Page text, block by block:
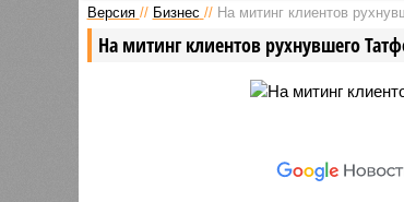
Версия // Бизнес // На митинг клиентов
На митинг клиентов рухнувшего